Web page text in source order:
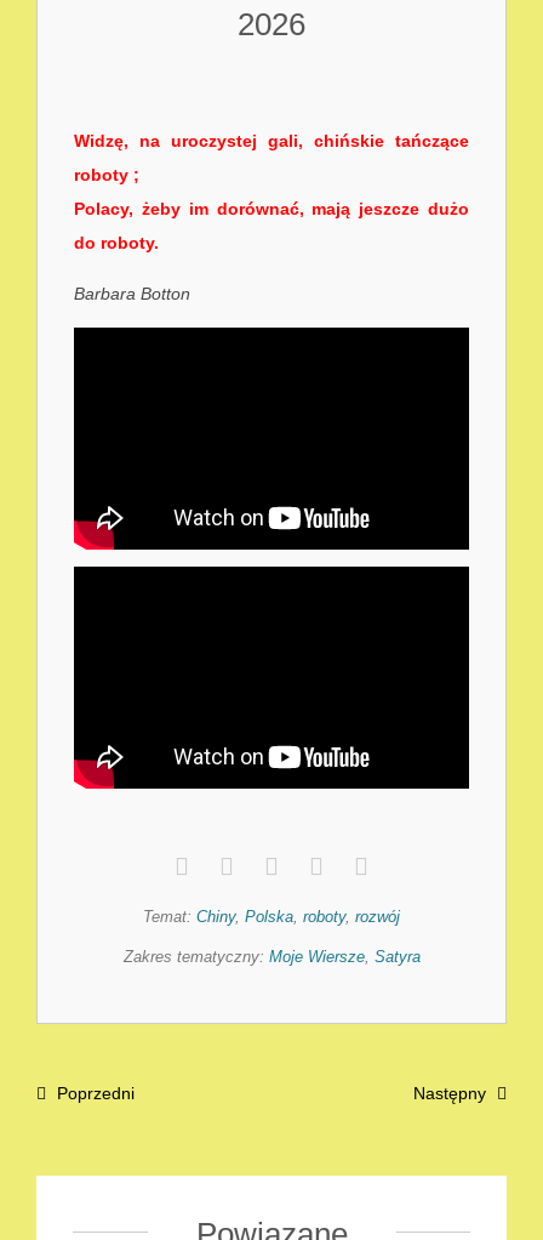
2026
Widzę, na uroczystej gali, chińskie tańczące
roboty ;
Polacy, żeby im dorównać, mają jeszcze dużo
do roboty.
Barbara Botton
Temat: Chiny, Polska, roboty, rozwój
Zakres tematyczny: Moje Wiersze, Satyra
Następny
Poprzedni